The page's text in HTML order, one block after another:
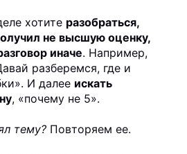
хотите разобраться,
не высшую оценку,
иначе. Например,
разберемся, где и
И далее искать
, «почему не 5».
тему? Повторяем ее.